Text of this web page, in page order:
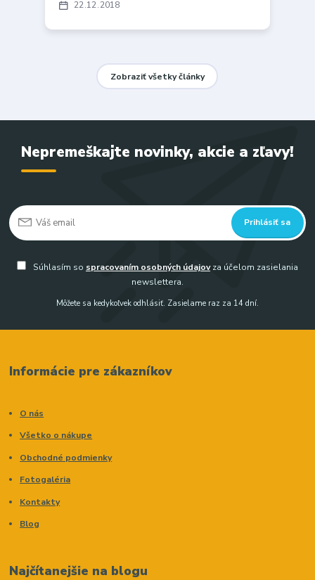
22 12 2018
Zobraziť všetky články
Nepremeškajte novinky, akcie a zľavy!
Prihlásiť sa
Súhlasím so spracovaním osobných údajovza účelom zasielania
newslettera.
Môžete sa kedykoľvek odhlásiť. Zasielame raz za 14 dní.
Informácie pre zákazníkov
O nás
Všetko o nákupe
Obchodné podmienky
Fotogaléria
Kontakty
Blog
Najčítanejšie na blogu